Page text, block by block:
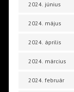
2024. június
2024. május
2024. április
2024. március
2024. február